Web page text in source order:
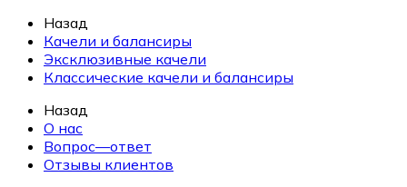
Назад
Качели и балансиры
Эксклюзивные качели
Классические качели и балансиры
Назад
О нас
Вопрос—ответ
Отзывы клиентов